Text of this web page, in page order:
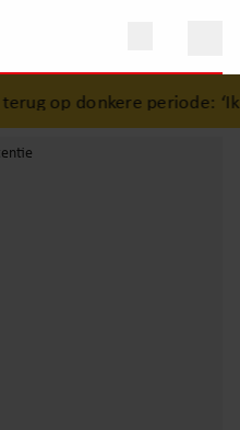
periode: ‘Ik was een